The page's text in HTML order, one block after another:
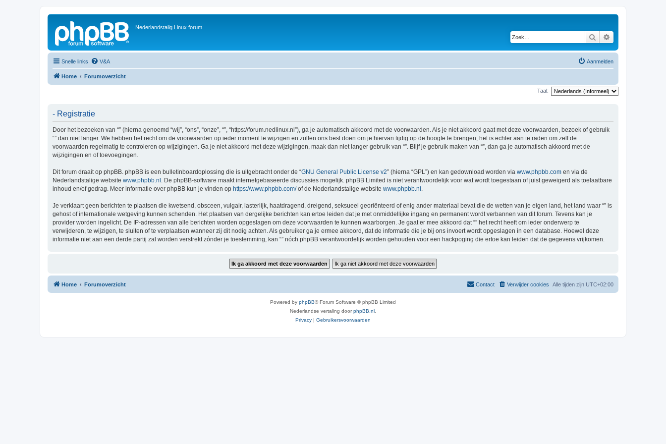
Nederlandstalig Linux forum
Zoek
Snelle links V&A Aanmelden
Home Forumoverzicht
Taal:
- Registratie
Door het bezoeken van “” (hierna genoemd “wij”, “ons”, “onze”, “”, “https://forum.nedlinux.nl”), ga je automatisch akkoord met de voorwaarden. Als je niet akkoord gaat met deze voorwaarden, bezoek of gebruik
“” dan niet langer. We hebben het recht om de voorwaarden op ieder moment te wijzigen en zullen ons best doen om je hiervan tijdig op de hoogte te brengen, het is echter aan te raden om zelf de
voorwaarden regelmatig te controleren op wijzigingen. Ga je niet akkoord met deze wijzigingen, maak dan niet langer gebruik van “”. Blijf je gebruik maken van “”, dan ga je automatisch akkoord met de
wijzigingen en of toevoegingen.
Dit forum draait op phpBB. phpBB is een bulletinboardoplossing die is uitgebracht onder de “GNU General Public License v2” (hierna “GPL”) en kan gedownload worden via www.phpbb.com en via de
Nederlandstalige website www.phpbb.nl . De phpBB-software maakt internetgebaseerde discussies mogelijk. phpBB Limited is niet verantwoordelijk voor wat wordt toegestaan of juist geweigerd als toelaatbare
inhoud en/of gedrag. Meer informatie over phpBB kun je vinden op https://www.phpbb.com/of de Nederlandstalige website www.phpbb.nl
Je verklaart geen berichten te plaatsen die kwetsend, obsceen, vulgair, lasterlijk, haatdragend, dreigend, seksueel georiënteerd of enig ander materiaal bevat die de wetten van je eigen land, het land waar “” is
gehost of internationale wetgeving kunnen schenden. Het plaatsen van dergelijke berichten kan ertoe leiden dat je met onmiddellijke ingang en permanent wordt verbannen van dit forum. Tevens kan je
provider worden ingelicht. De IP-adressen van alle berichten worden opgeslagen om deze voorwaarden te kunnen waarborgen. Je gaat er mee akkoord dat “” het recht heeft om ieder onderwerp te
verwijderen, te wijzigen, te sluiten of te verplaatsen wanneer zij dit nodig achten. Als gebruiker ga je ermee akkoord, dat de informatie die je bij ons invoert wordt opgeslagen in een database. Hoewel deze
informatie niet aan een derde partij zal worden verstrekt zónder je toestemming, kan “” nóch phpBB verantwoordelijk worden gehouden voor een hackpoging die ertoe kan leiden dat de gegevens vrijkomen.
Home Forumoverzicht Alle tijden zijn UTC+02:00
Verwijder cookies
Contact
Powered by phpBB® Forum Software © phpBB Limited
Nederlandse vertaling doorphpBB.nl
Privacy | Gebruikersvoorwaarden